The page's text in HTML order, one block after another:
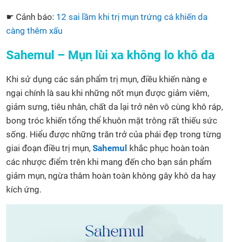
☛ Cảnh báo: 12 sai lầm khi trị mụn trứng cá khiến da
càng thêm xấu
Sahemul – Mụn lùi xa không lo khô da
Khi sử dụng các sản phẩm trị mụn, điều khiến nàng e
ngại chính là sau khi những nốt mụn được giảm viêm,
giảm sưng, tiêu nhân, chất da lại trở nên vô cùng khô ráp,
bong tróc khiến tổng thể khuôn mặt trông rất thiếu sức
sống. Hiểu được những trăn trở của phái đẹp trong từng
giai đoạn điều trị mụn, Sahemul khắc phục hoàn toàn
các nhược điểm trên khi mang đến cho bạn sản phẩm
giảm mụn, ngừa thâm hoàn toàn không gây khô da hay
kích ứng.